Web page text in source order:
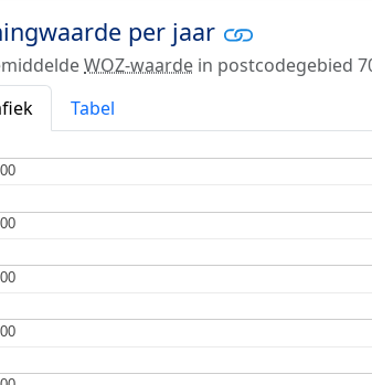
per jaar
WOZ-waarde in postcodegebied
Tabel